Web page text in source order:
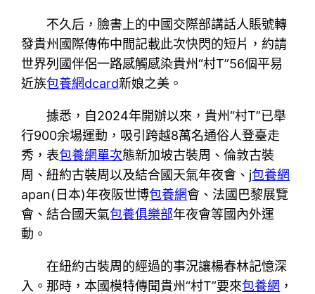
不久后，臉書上的中國交際部講話人賬號轉
發貴州國際傳佈中間記載此次快閃的短片，約請
世界列國伴侶一路感觸感染貴州“村T”56個平易
近族包養網dcard新娘之美。
據悉，自2024年開辦以來，貴州“村T”已舉
行900余場運動，吸引跨越8萬名通俗人登臺走
秀，表包養網單次態新加坡古裝周、倫敦古裝
周、紐約古裝周以及結合國天氣年夜會、j包養網
apan(日本)年夜阪世博包養網會、法國巴黎展覽
會、結合國天氣包養俱樂部年夜會等國內外運
動。
在紐約古裝周的經過的事況讓楊春林記憶深
入。那時，本國模特傳聞貴州“村T”要來包養網 ，